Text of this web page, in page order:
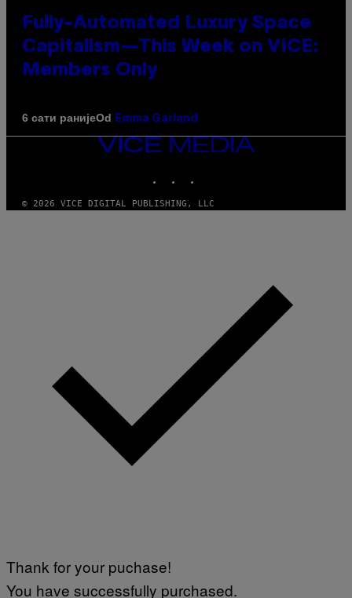
Fully-Automated Luxury Space
Capitalism—This Week on VICE:
Members Only
6 сати ранијеOd Emma Garland
VICE
MEDIA
© 2026 VICE DIGITAL PUBLISHING, LLC
Thank for your puchase!
You have successfully purchased.